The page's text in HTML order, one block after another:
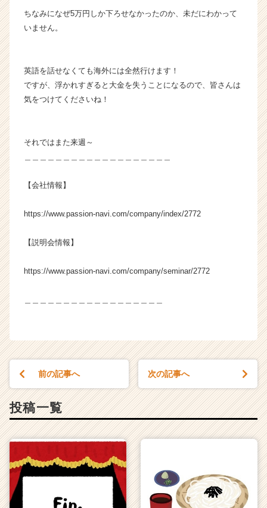
ちなみになぜ5万円しか下ろせなかったのか、未だにわかって
いません。
英語を話せなくても海外には全然行けます！
ですが、浮かれすぎると大金を失うことになるので、皆さんは
気をつけてくださいね！
それではまた来週～
【会社情報】
https://www.passion-navi.com/company/index/2772
【説明会情報】
https://www.passion-navi.com/company/seminar/2772
前の記事へ 次の記事へ
投稿一覧